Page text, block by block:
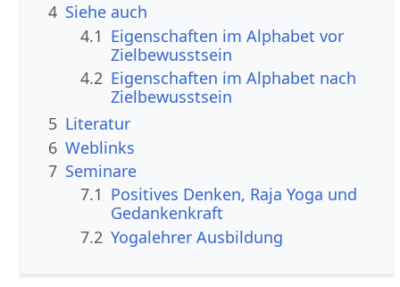
4 Siehe auch
4.1 Eigenschaften im Alphabet vor
Zielbewusstsein
4.2 Eigenschaften im Alphabet nach
Zielbewusstsein
5 Literatur
6 Weblinks
7 Seminare
7.1 Positives Denken, Raja Yoga und
Gedankenkraft
7.2 Yogalehrer Ausbildung